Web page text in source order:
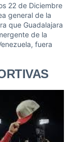
22 de Diciembre
general de la
que Guadalajara
de la
fuera